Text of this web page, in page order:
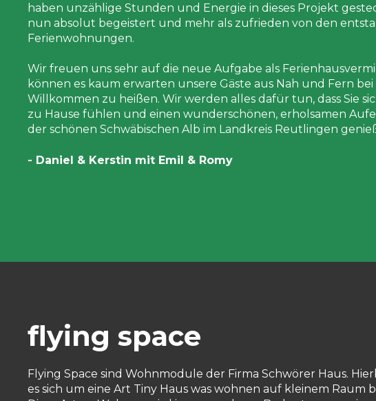
haben unzählige Stunden und Energie in dieses Projekt
nun absolut begeistert und mehr als zufrieden von den
Ferienwohnungen.
Wir freuen uns sehr auf die neue Aufgabe als
können es kaum erwarten unsere Gäste aus Nah und Fern bei
Willkommen zu heißen. Wir werden alles dafür tun, dass Sie
zu Hause fühlen und einen wunderschönen, erholsamen
der schönen Schwäbischen Alb im Landkreis Reutlingen
- Daniel & Kerstin mit Emil & Romy
flying space
Flying Space sind Wohnmodule der Firma Schwörer Haus.
es sich um eine Art Tiny Haus was wohnen auf kleinem Raum